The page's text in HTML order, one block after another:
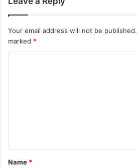
Your email address will not be published.
marked *
Name *